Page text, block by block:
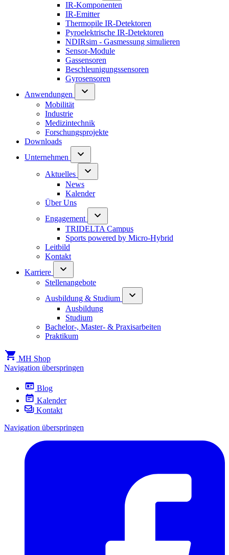
IR-Komponenten
IR-Emitter
Thermopile IR-Detektoren
Pyroelektrische IR-Detektoren
NDIRsim - Gasmessung simulieren
Sensor-Module
Gassensoren
Beschleunigungssensoren
Gyrosensoren
Anwendungen
Mobilität
Industrie
Medizintechnik
Forschungsprojekte
Downloads
Unternehmen
Aktuelles
News
Kalender
Über Uns
Engagement
TRIDELTA Campus
Sports powered by Micro-Hybrid
Leitbild
Kontakt
Karriere
Stellenangebote
Ausbildung & Studium
Ausbildung
Studium
Bachelor-, Master- & Praxisarbeiten
Praktikum
MH Shop
Navigation überspringen
Blog
Kalender
Kontakt
Navigation überspringen